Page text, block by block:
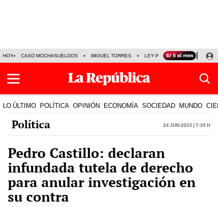
HOY CASO MOCHASUELDOS MIGUEL TORRES LEY PULPÍN PRECIO DEL
LO ÚLTIMO POLÍTICA OPINIÓN ECONOMÍA SOCIEDAD MUNDO
Política 24 Jun 2022 | 7:35 h
Pedro Castillo: declaran
infundada tutela de derecho
para anular investigación en
su contra